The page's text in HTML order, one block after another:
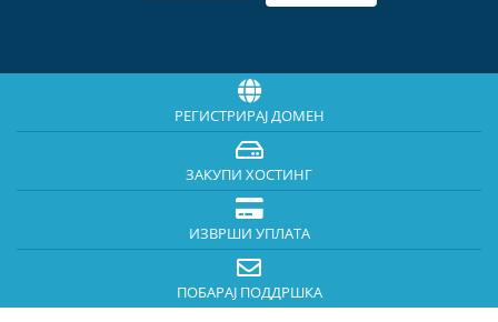
РЕГИСТРИРАЈ ДОМЕН
ЗАКУПИ ХОСТИНГ
ИЗВРШИ УПЛАТА
ПОБАРАЈ ПОДДРШКА